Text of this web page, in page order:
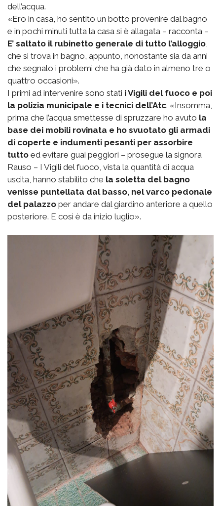
dell’acqua.
«Ero in casa, ho sentito un botto provenire dal bagno
e in pochi minuti tutta la casa si è allagata – racconta –
E’ saltato il rubinetto generale di tutto l’alloggio,
che si trova in bagno, appunto, nonostante sia da anni
che segnalo i problemi che ha già dato in almeno tre o
quattro occasioni».
I primi ad intervenire sono stati i Vigili del fuoco e poi
la polizia municipale e i tecnici dell’Atc. «Insomma,
prima che l’acqua smettesse di spruzzare ho avuto la
base dei mobili rovinata e ho svuotato gli armadi
di coperte e indumenti pesanti per assorbire
tutto ed evitare guai peggiori – prosegue la signora
Rauso – I Vigili del fuoco, vista la quantità di acqua
uscita, hanno stabilito che la soletta del bagno
venisse puntellata dal basso, nel varco pedonale
del palazzo per andare dal giardino anteriore a quello
posteriore. E così è da inizio luglio».